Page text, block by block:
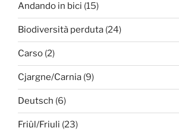
Andando in bici (15)
Biodiversità perduta (24)
Carso (2)
Cjargne/Carnia (9)
Deutsch (6)
Friûl/Friuli (23)